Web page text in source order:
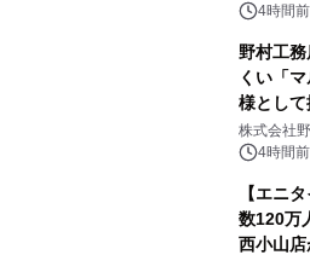
4時間前
野村工
くい「
様とし
こだわる
株式会社
4時間前
【エニ
数120万
西小山店